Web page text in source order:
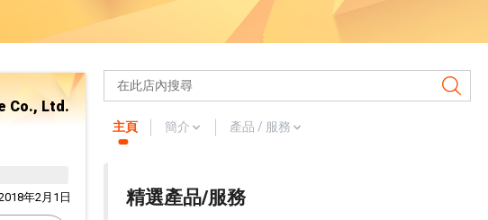
Co., Ltd.
年2月1日
主頁 簡介 產品 / 服務
精選產品/服務